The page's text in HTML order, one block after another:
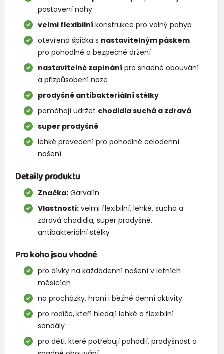
postavení nohy
velmi flexibilní konstrukce pro volný pohyb
otevřená špička s nastavitelným páskem
pro pohodlné a bezpečné držení
nastavitelné zapínání pro snadné obouvání
a přizpůsobení noze
prodyšné antibakteriální stélky
pomáhají udržet chodidla suchá a zdravá
super prodyšné
lehké provedení pro pohodlné celodenní
nošení
Detaily produktu
Značka: Garvalín
Vlastnosti: velmi flexibilní, lehké, suchá a
zdravá chodidla, super prodyšné,
antibakteriální stélky
Pro koho jsou vhodné
pro dívky na každodenní nošení v letních
měsících
na procházky, hraní i běžné denní aktivity
pro rodiče, kteří hledají lehké a flexibilní
sandály
pro děti, které potřebují pohodlí, prodyšnost a